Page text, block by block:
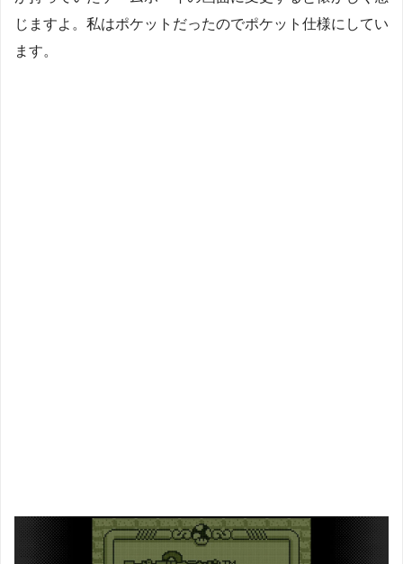
じますよ。私はポケットだったのでポケット仕様にしてい
ます。